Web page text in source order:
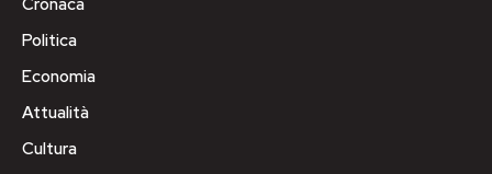
Politica
Economia
Attualità
Cultura